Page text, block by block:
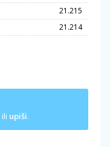
21.215
21.214
ili upiši.